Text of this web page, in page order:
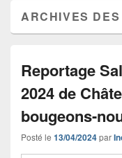
ARCHIVES
Reportage
2024 de
bougeons-
Posté le 13/04/2024par